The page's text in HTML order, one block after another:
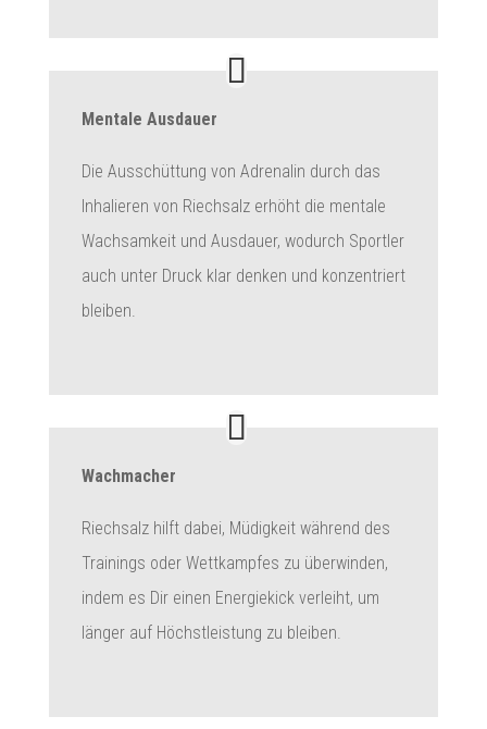
Mentale Ausdauer
Die Ausschüttung von Adrenalin durch das
Inhalieren von Riechsalz erhöht die mentale
Wachsamkeit und Ausdauer, wodurch Sportler
auch unter Druck klar denken und konzentriert
bleiben.
Wachmacher
Riechsalz hilft dabei, Müdigkeit während des
Trainings oder Wettkampfes zu überwinden,
indem es Dir einen Energiekick verleiht, um
länger auf Höchstleistung zu bleiben.